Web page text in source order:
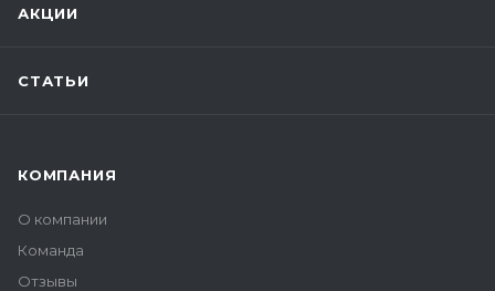
АКЦИИ
СТАТЬИ
КОМПАНИЯ
О компании
Команда
Отзывы